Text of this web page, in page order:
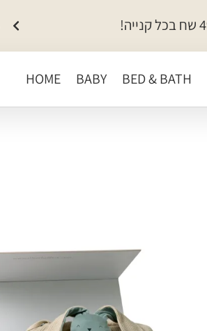
BED & BATH
BABY
HOME